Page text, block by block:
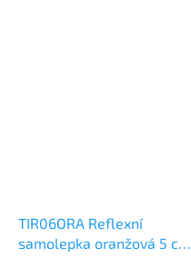
TIR06ORA Reflexní
samolepka oranžová 5 cm